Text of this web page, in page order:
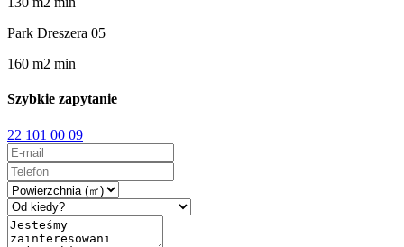
Park Dreszera 05
160 m2 min
Szybkie zapytanie
22 101 00 09